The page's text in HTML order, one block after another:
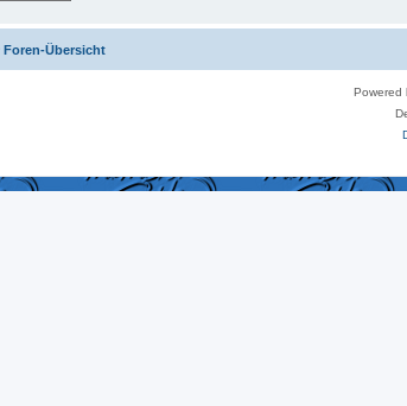
Foren-Übersicht
Powered